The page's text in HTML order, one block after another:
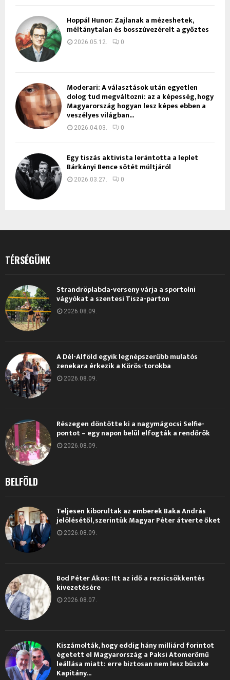
Hoppál Hunor: Zajlanak a mézeshetek,
méltánytalan és bosszúvezérelt a győztes
2026.05.12. 0
Moderari: A választások után egyetlen
dolog tud megváltozni: az a képesség, hogy
Magyarország hogyan lesz képes ebben a
veszélyes világban...
2026.04.03. 0
Egy tiszás aktivista lerántotta a leplet
Bárkányi Bence sötét múltjáról
2026.03.27. 0
TÉRSÉGÜNK
Strandröplabda-verseny várja a sportolni
vágyókat a szentesi Tisza-parton
2026.08.09.
A Dél-Alföld egyik legnépszerűbb mulatós
zenekara érkezik a Körös-torokba
2026.08.09.
Részegen döntötte ki a nagymágocsi Selfie-
pontot – egy napon belül elfogták a rendőrök
2026.08.09.
BELFÖLD
Teljesen kiborultak az emberek Baka András
jelölésétől, szerintük Magyar Péter átverte őket
2026.08.09.
Bod Péter Ákos: Itt az idő a rezsicsökkentés
kivezetésére
2026.08.07.
Kiszámolták, hogy eddig hány milliárd forintot
égetett el Magyarország a Paksi Atomerőmű
leállása miatt: erre biztosan nem lesz büszke
Kapitány...